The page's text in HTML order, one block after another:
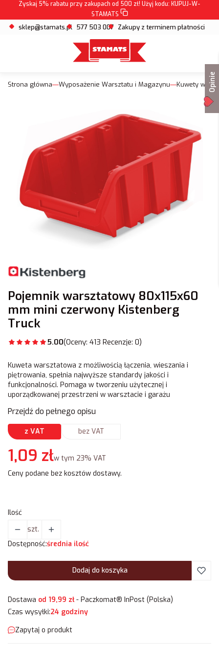
Zyskaj 5% rabatu przy zakupach od 500 zł! Użyj kodu: KUPUJ-W-
STAMATS
sklep@stamats.pl 577 503 007 Zakupy z terminem płatności
Strona główna Wyposażenie Warsztatu i Magazynu Kuwety
Pojemnik warsztatowy 80x115x60
mm mini czerwony Kistenberg
Truck
5.00(Oceny: 413 Recenzje: 0)
Kuweta warsztatowa z możliwością łączenia, wieszania i
piętrowania, spełnia najwyższe standardy jakości i
funkcjonalności. Pomaga w tworzeniu użytecznej i
uporządkowanej przestrzeni w warsztacie i garażu
Przejdź do pełnego opisu
z VAT bez VAT
Cena
1,09 złw tym 23% VAT
w tym 23% VAT
Ceny podane bez kosztów dostawy.
Ilość
szt.
Dostępność:średnia ilość
Dodaj do koszyka
Dostawa od 19,99 zł- Paczkomat® InPost (Polska)
Czas wysyłki:24 godziny
Zapytaj o produkt
Opinie